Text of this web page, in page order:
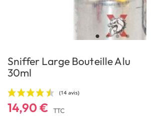
Sniffer Large Bouteille Alu
30ml
14,90 € TTC